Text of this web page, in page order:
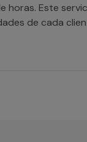
horas. Este
de cada